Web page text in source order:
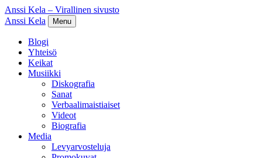
Anssi Kela – Virallinen sivusto
Anssi Kela
Menu
Blogi
Yhteisö
Keikat
Musiikki
Diskografia
Sanat
Verbaalimaistiaiset
Videot
Biografia
Media
Levyarvosteluja